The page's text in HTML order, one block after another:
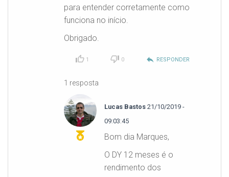
para entender corretamente como
funciona no início.
Obrigado.
reply RESPONDER
0
1
1 resposta
Lucas Bastos 21/10/2019 -
09:03:45
Bom dia Marques,
O DY 12 meses é o
rendimento dos